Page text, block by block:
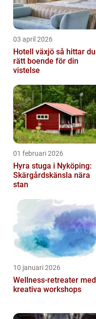
03 april 2026
Hotell växjö så hittar du
rätt boende för din
vistelse
01 februari 2026
Hyra stuga i Nyköping:
Skärgårdskänsla nära
stan
10 januari 2026
Wellness-retreater med
kreativa workshops